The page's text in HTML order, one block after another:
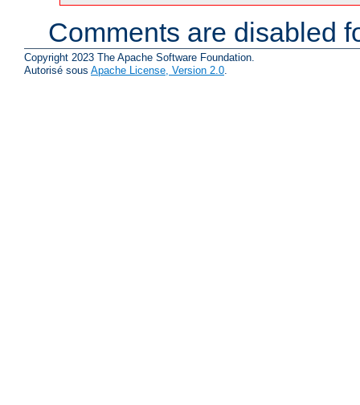
Comments are disabled
Copyright 2023 The Apache Software Foundation.
Autorisé sous Apache License, Version 2.0